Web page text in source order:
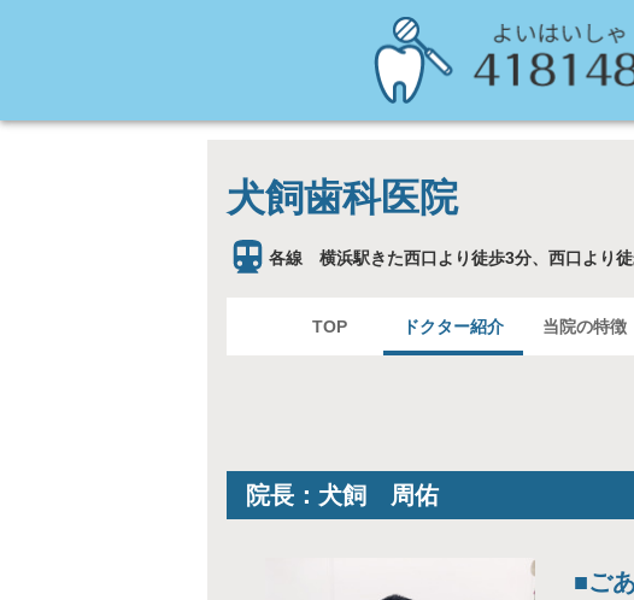
犬飼歯科医院
各線 横浜駅きた西口より徒歩3分、西口より
TOP ドクター紹介 当院の特徴
院長：犬飼 周佑
ご